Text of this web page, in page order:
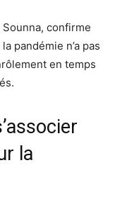
confirme
pandémie n’a pas
en temps
la